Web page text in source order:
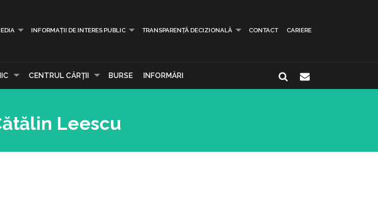
INFORMAȚII DE INTERES PUBLIC TRANSPARENȚĂ DECIZIONALĂ CONTACT CARIERE
CENTRUL CĂRŢII BURSE INFORMĂRI
Leescu